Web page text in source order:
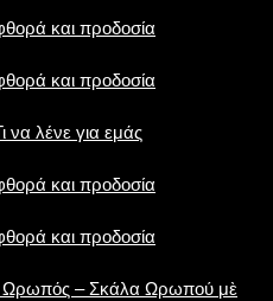
και προδοσία
και προδοσία
να λένε για εμάς
και προδοσία
και προδοσία
Ωρωπός – Σκάλα Ωρωπού μὲ